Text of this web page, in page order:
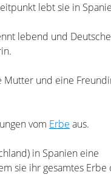
lebt sie in
lebend und Deutsche
Mutter und eine
vom Erbe aus.
in Spanien eine
sie ihr gesamtes Erbe